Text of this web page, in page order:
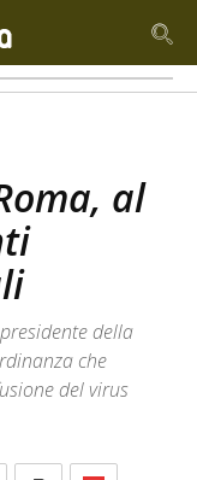
al
della
che
del virus